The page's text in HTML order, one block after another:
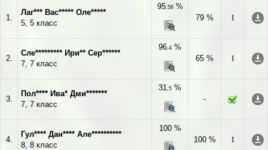
1.
Лаг*** Вас***** Оле*****
5, 5 класс
95,58%
79 %
I
2.
Сле********* Ири** Сер******
7, 7 класс
96,4 %
65 %
I
3.
Пол**** Ива* Дми*******
7, 7 класс
31,5 %
-
4.
Гул**** Дан**** Але**********
8, 8 класс
100 %
100 %
I